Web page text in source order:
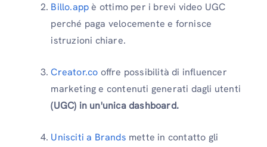
Billo.appè ottimo per i brevi video UGC
perché paga velocemente e fornisce
istruzioni chiare.
Creator.co offre possibilità di influencer
marketing e contenuti generati dagli utenti
(UGC) in un'unica dashboard.
Unisciti a Brands mette in contatto gli